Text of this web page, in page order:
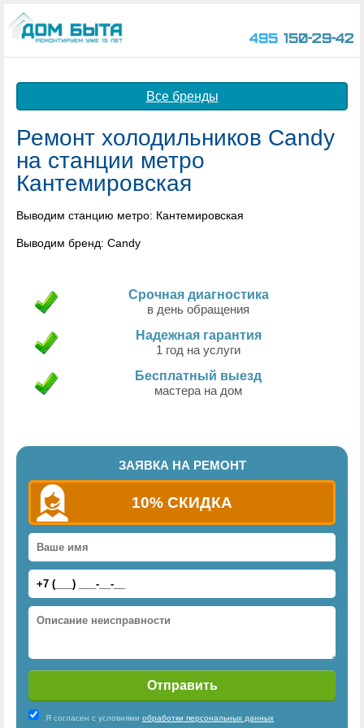
495 150-29-42
Все бренды
Ремонт холодильников Candy
на станции метро
Кантемировская
Выводим станцию метро: Кантемировская
Выводим бренд: Candy
Срочная диагностика
в день обращения
Надежная гарантия
1 год на услуги
Бесплатный выезд
мастера на дом
ЗАЯВКА НА РЕМОНТ
10% СКИДКА
Я согласен с условиями обработки персональных данных